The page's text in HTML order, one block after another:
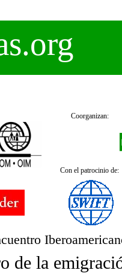
Coorganizan:
Con el patrocinio de:
de la